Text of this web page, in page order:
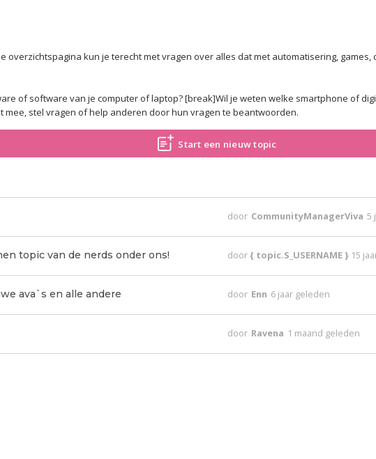
overzichtspagina kun je terecht met vragen over alles dat met automatisering,
of software van je computer of laptop? [break]Wil je weten welke smartphone of
mee, stel vragen of help anderen door hun vragen te beantwoorden.
Start een nieuw topic
door CommunityManagerViva 5
topic van de nerds onder ons! door{ topic.S_USERNAME } 15
ava`s en alle andere door Enn 6 jaar geleden
door Ravena 1 maand geleden